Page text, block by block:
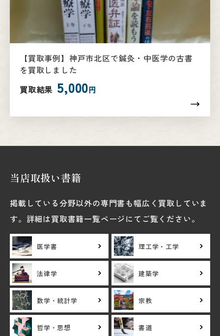
【買取事例】神戸市北区で鍼灸・中医学の古書
を買取しました
買取結果 5,000円
当店取扱い書籍
掲載している分野以外の専門書も幅広く買取していま
す。詳細は買取書籍一覧ページにてご覧ください。
医学書 理工学・工学
法律学 建築学
数学・統計学 宗教
哲学・思想 書道